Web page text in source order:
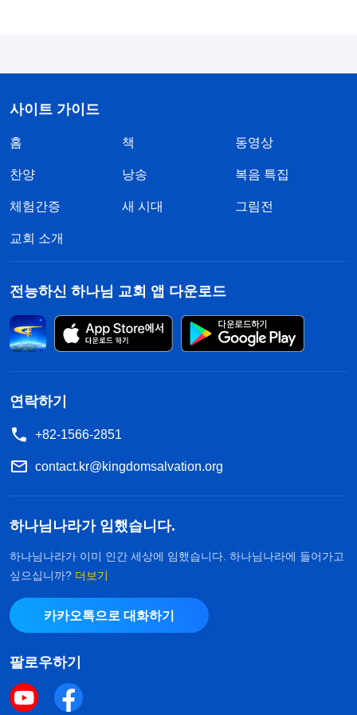
너의 말처럼 일을 대하지도 않을 것이기 때문이다.
는가＞ 중에서)
하나님 말씀을 보고 깨달았어요. 하나
님은 사랑이 있으시지만, 사람에 대한 그분의 사랑에
는 원칙이 있습니다. 사람처럼 원칙 없고 흐리멍덩한
사랑이 아니죠. 하나님은 공의의 하나님이시고, 하나
님이 사람의 모든 행동에 대해 저마다 다른 태도를
는 사람들에 대해서는 사랑과 긍휼을 베풀어 주시죠.
나님이 사람에게 사랑이 있다고 해서 악인에게까지
긍휼과 관용을 베풀며 악인이 교회 사역을 교란하도
록 내버려두지는 않으십니다. 저는 하나님의 성품과
하나님은 사람을 사랑하는 분이시니까 그분을 믿고
을 저질러도 회개의 기회를 주실 것으로 믿었던 거
고 하나님께 따지며 대항했습니다. 생각해 보면 부모
두 분께 여러번 기회를 주었어요. 그런데도 두 분이
끝내 회개하지 않고 이 지경에 이르게 된 거죠. 하나
사이트 가이드
홈 책 동영상
찬양 낭송 복음 특집
체험간증 새 시대 그림전
교회 소개
전능하신 하나님 교회 앱 다운로드
연락하기
+82-1566-2851
contact.kr@kingdomsalvation.org
하나님나라가 임했습니다.
하나님나라가 이미 인간 세상에 임했습니다. 하나님나라에 들어가고
싶으십니까? 더보기
카카오톡으로 대화하기
팔로우하기우리 사이트에 오신 당신은 행운아입니다. 주님
을 맞이해 고통스러운 삶에서 벗어나 아름다운
삶을 살 수 있는 방법을 찾게 될 것이니 하나님의